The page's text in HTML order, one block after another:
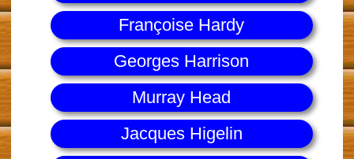
Françoise Hardy
Georges Harrison
Murray Head
Jacques Higelin